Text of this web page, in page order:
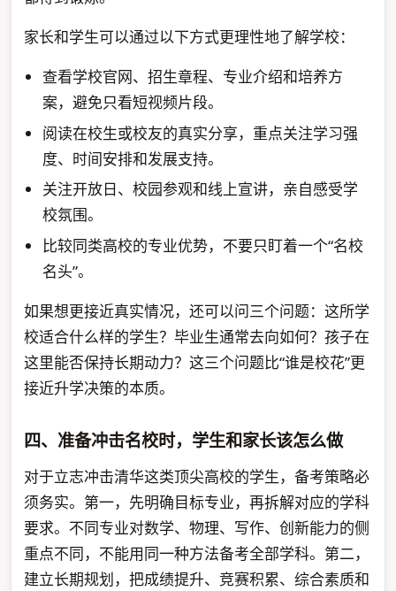
家长和学生可以通过以下方式更理性地了解学校：
查看学校官网、招生章程、专业介绍和培养方
案，避免只看短视频片段。
阅读在校生或校友的真实分享，重点关注学习强
度、时间安排和发展支持。
关注开放日、校园参观和线上宣讲，亲自感受学
校氛围。
比较同类高校的专业优势，不要只盯着一个“名校
名头”。
如果想更接近真实情况，还可以问三个问题：这所学
校适合什么样的学生？毕业生通常去向如何？孩子在
这里能否保持长期动力？这三个问题比“谁是校花”更
接近升学决策的本质。
四、准备冲击名校时，学生和家长该怎么做
对于立志冲击清华这类顶尖高校的学生，备考策略必
须务实。第一，先明确目标专业，再拆解对应的学科
要求。不同专业对数学、物理、写作、创新能力的侧
重点不同，不能用同一种方法备考全部学科。第二，
建立长期规划，把成绩提升、竞赛积累、综合素质和